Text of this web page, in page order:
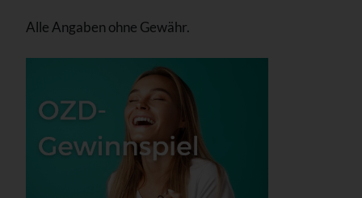
Alle Angaben ohne Gewähr.